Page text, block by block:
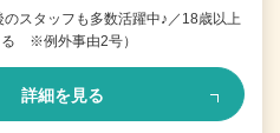
スタッフも多数活躍中♪／18歳以上
る ※例外事由2号）
詳細を見る